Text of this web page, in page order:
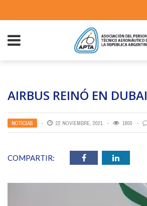
AIRBUS REINÓ EN DUBAI
NOTICIAS 22 NOVIEMBRE, 2021 1800
COMPARTIR: